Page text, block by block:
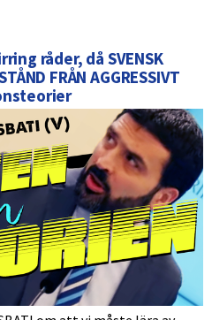
råder, då SVENSK
FRÅN AGGRESSIVT